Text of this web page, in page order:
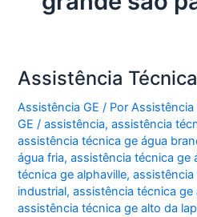
Assistência
Assistência GE / PorAssistência
GE/assistência,assistência
assistência técnica ge água
água fria,assistência técnica ge
técnica ge alphaville,assistência
industrial,assistência técnica
assistência técnica ge alto da